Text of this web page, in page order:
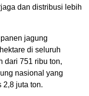
dan distribusi lebih
jagung
di seluruh
dari 751 ribu ton,
nasional yang
2,8 juta ton.